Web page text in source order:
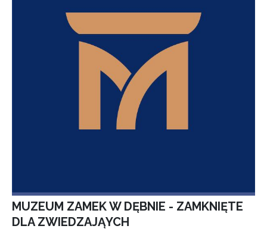
MUZEUM ZAMEK W DĘBNIE - ZAMKNIĘTE
DLA ZWIEDZAJĄYCH